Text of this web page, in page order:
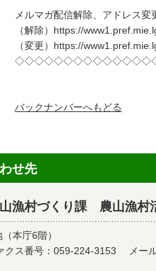
メルマガ配信解除、アドレス変
（解除）https://
（変更）https://
バックナンバーへもどる
せ先
村づくり課 農山漁村
本庁6階）
クス番号：059-224-3153 メー